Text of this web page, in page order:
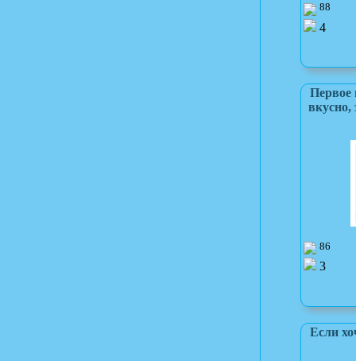
88
4
Первое
вкусно,
86
3
Если